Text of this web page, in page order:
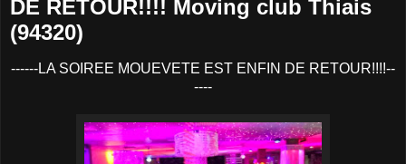
DE RETOUR!!!! Moving club Thiais
(94320)
------LA SOIREE MOUEVETE EST ENFIN DE RETOUR!!!!--
----